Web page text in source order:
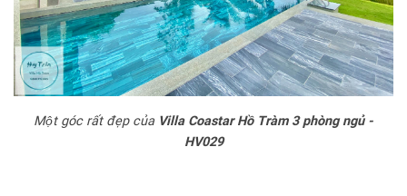
Một góc rất đẹp của Villa Coastar Hồ Tràm 3 phòng ngủ -
HV029